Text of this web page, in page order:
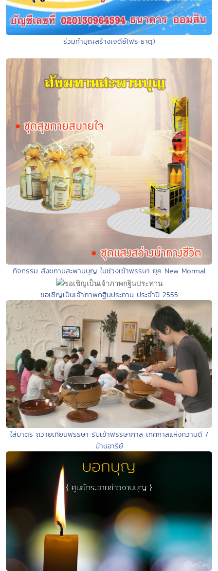
ร่วมทำบุญสร้างเจดีย์(พระธาตุ)
กิจกรรม สังฆทานสะพานบุญ ในช่วงเข้าพรรษา ยุค New Mormal
ขอเชิญเป็นเจ้าภาพกฐินประทาน ประจำปี 2555
ใส่บาตร ถวายเทียนพรรษา รับเข้าพรรษากาล เทศกาลแห่งความดี /
บ้านอารีย์